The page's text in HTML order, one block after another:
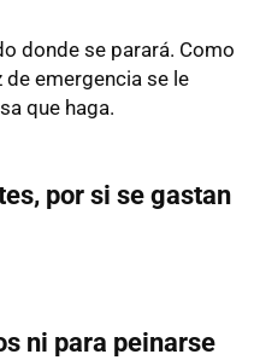
donde se parará. Como
emergencia se le
que haga.
por si se gastan
ni para peinarse